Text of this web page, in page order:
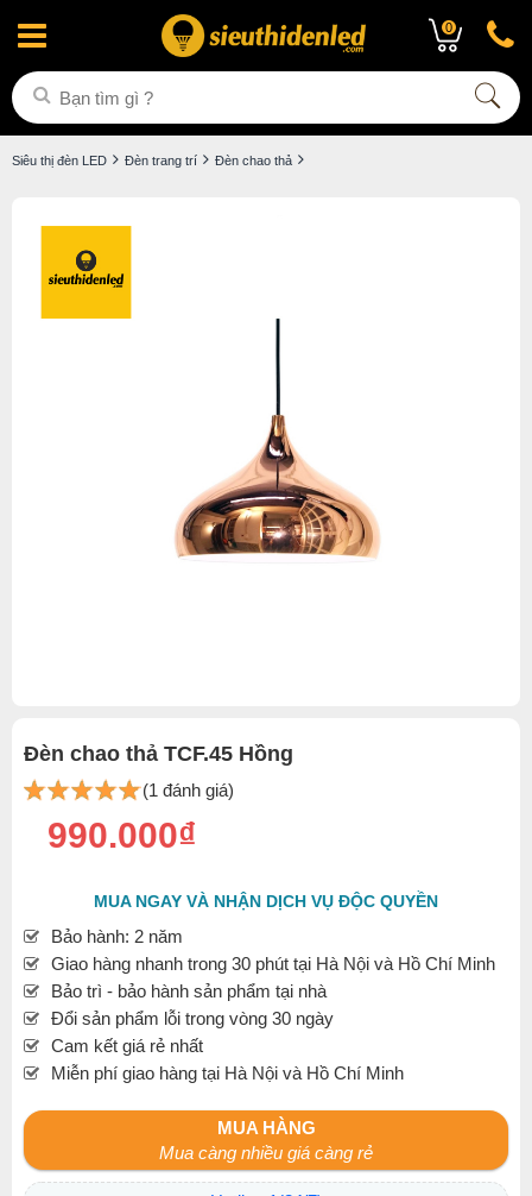
0
Siêu thị đèn LED Đèn trang trí Đèn chao thả
Đèn chao thả TCF.45 Hồng
(1 đánh giá)
990.000₫
MUA NGAY VÀ NHẬN DỊCH VỤ ĐỘC QUYỀN
Bảo hành: 2 năm
Giao hàng nhanh trong 30 phút tại Hà Nội và Hồ Chí Minh
Bảo trì - bảo hành sản phẩm tại nhà
Đổi sản phẩm lỗi trong vòng 30 ngày
Cam kết giá rẻ nhất
Miễn phí giao hàng tại Hà Nội và Hồ Chí Minh
MUA HÀNG
Mua càng nhiều giá càng rẻ